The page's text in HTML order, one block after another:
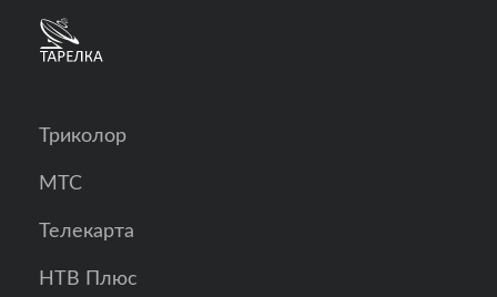
Триколор
МТС
Телекарта
НТВ Плюс